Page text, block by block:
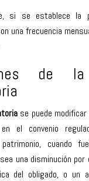
si se establece la
una frecuencia
de
se puede modificar
el convenio
cuando
una disminución por
del obligado, o un